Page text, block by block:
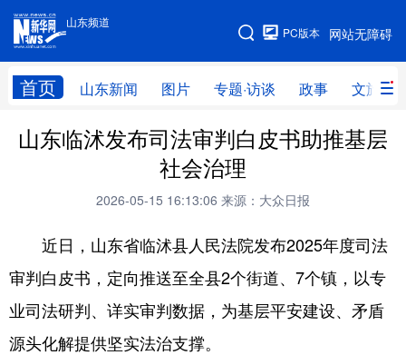
山东频道
网站无障碍
PC版本
首页 山东新闻 图片 专题·访谈 政事 文旅
手机版
网站地图
学习进行时 高层 时政 人事
财经 网评
全球连线
科技 科普 体育 文化
健康 军事 访谈 视频
山东临沭发布司法审判白皮书助推基层
社会治理
2026-05-15 16:13:06 来源：大众日报
近日，山东省临沭县人民法院发布2025年度司法
审判白皮书，定向推送至全县2个街道、7个镇，以专
业司法研判、详实审判数据，为基层平安建设、矛盾
源头化解提供坚实法治支撑。